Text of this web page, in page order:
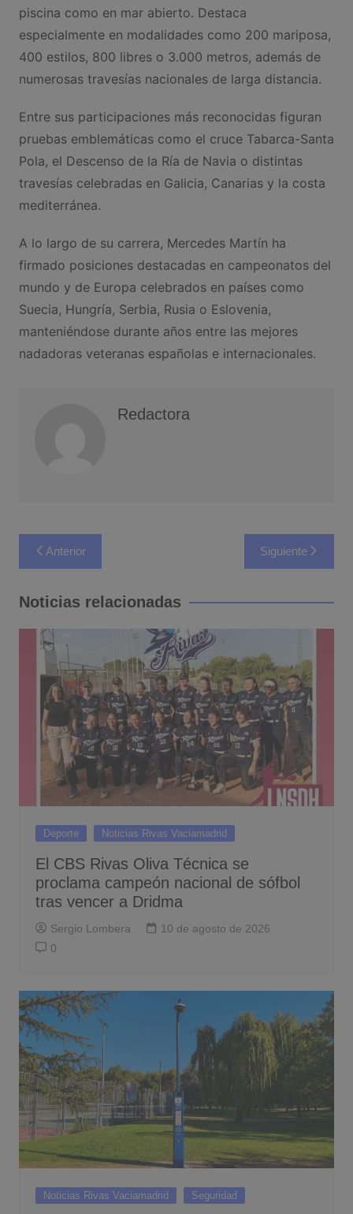
piscina como en mar abierto. Destaca
especialmente en modalidades como 200 mariposa,
400 estilos, 800 libres o 3.000 metros, además de
numerosas travesías nacionales de larga distancia.
Entre sus participaciones más reconocidas figuran
pruebas emblemáticas como el cruce Tabarca-Santa
Pola, el Descenso de la Ría de Navia o distintas
travesías celebradas en Galicia, Canarias y la costa
mediterránea.
A lo largo de su carrera, Mercedes Martín ha
firmado posiciones destacadas en campeonatos del
mundo y de Europa celebrados en países como
Suecia, Hungría, Serbia, Rusia o Eslovenia,
manteniéndose durante años entre las mejores
nadadoras veteranas españolas e internacionales.
Redactora
Navegación
de
entradas
Anterior Siguiente
Noticias relacionadas
Deporte Noticias Rivas Vaciamadrid
El CBS Rivas Oliva Técnica se
proclama campeón nacional de sófbol
tras vencer a Dridma
Sergio Lombera
10 de agosto de 2026
0
Noticias Rivas Vaciamadrid Seguridad